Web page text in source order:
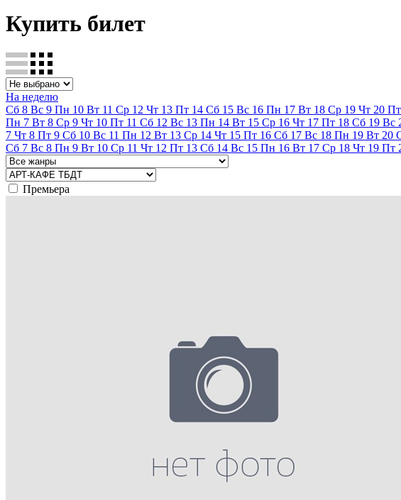
Купить билет
На неделю
Сб 8 Вс 9 Пн 10 Вт 11 Ср 12 Чт 13 Пт 14 Сб 15 Вс 16 Пн 17 Вт 18 Ср 19 Чт 20 Пт
Пн 7 Вт 8 Ср 9 Чт 10 Пт 11 Сб 12 Вс 13 Пн 14 Вт 15 Ср 16 Чт 17 Пт 18 Сб 19 Вс
7 Чт 8 Пт 9 Сб 10 Вс 11 Пн 12 Вт 13 Ср 14 Чт 15 Пт 16 Сб 17 Вс 18 Пн 19 Вт 20
Сб 7 Вс 8 Пн 9 Вт 10 Ср 11 Чт 12 Пт 13 Сб 14 Вс 15 Пн 16 Вт 17 Ср 18 Чт 19 Пт
Премьера